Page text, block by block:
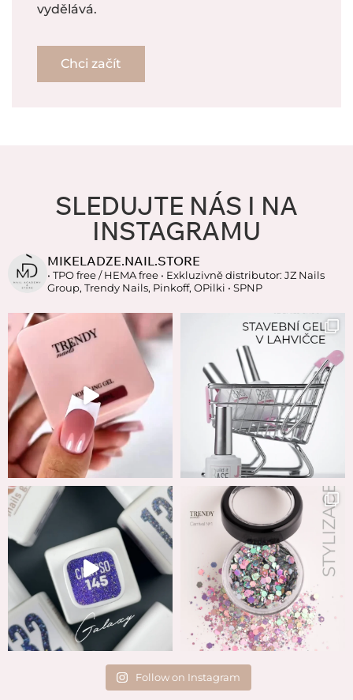
vydělává.
Chci začít
SLEDUJTE NÁS I NA
INSTAGRAMU
MIKELADZE.NAIL.STORE
• TPO free / HEMA free • Exkluzivně distributor: JZ Nails
Group, Trendy Nails, Pinkoff, OPilki • SPNP
Follow on Instagram